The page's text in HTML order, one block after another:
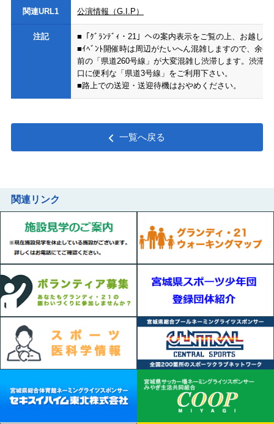
関連URL1 公演情報（G.I.P）
注記
■「ｸﾞﾗﾝﾃﾞｨ・21」への案内表示をご覧の上、お越し
■ｲﾍﾞﾝﾄ開催時は周辺がたいへん混雑しますので、余
前の「県道260号線」が大変混雑し渋滞します。渋滞
口に便利な「県道3号線」をご利用下さい。
■路上での送迎・送迎待機はおやめください。
一覧へ戻る
関連リンク